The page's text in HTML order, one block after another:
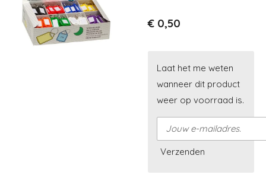
€ 0,50
Laat het me weten
wanneer dit product
weer op voorraad is.
Verzenden